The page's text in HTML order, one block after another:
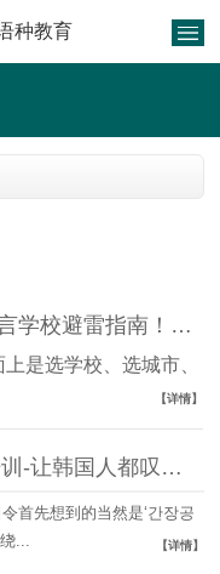
种教育
西安日语培训-日本语言学校避雷指南！90%留学生都踩过的坑，看完少走半年弯路
是选学校、选城市、
【详情】
西安韩语培训-让韩国人都叹为观止的绕口令，你敢挑战吗？
首先想到的当然是‘간장공
...
【详情】